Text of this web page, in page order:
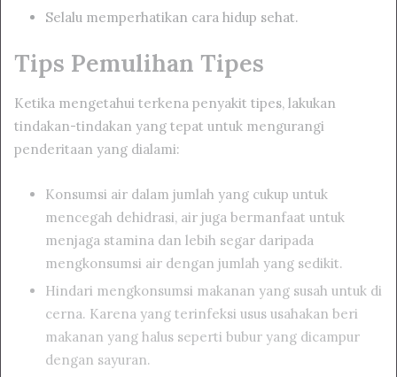
Selalu memperhatikan cara hidup sehat.
Tips Pemulihan Tipes
Ketika mengetahui terkena penyakit tipes, lakukan
tindakan-tindakan yang tepat untuk mengurangi
penderitaan yang dialami:
Konsumsi air dalam jumlah yang cukup untuk
mencegah dehidrasi, air juga bermanfaat untuk
menjaga stamina dan lebih segar daripada
mengkonsumsi air dengan jumlah yang sedikit.
Hindari mengkonsumsi makanan yang susah untuk di
cerna. Karena yang terinfeksi usus usahakan beri
makanan yang halus seperti bubur yang dicampur
dengan sayuran.